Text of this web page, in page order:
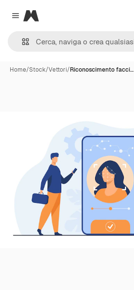
Close menu
Magnific
Home/Stock/Vettori/Riconoscimento facci…